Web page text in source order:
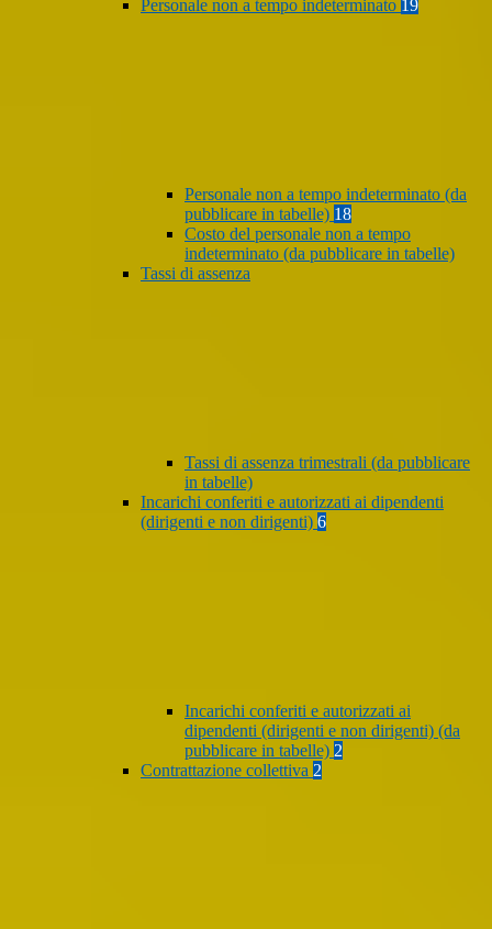
Personale non a tempo indeterminato 19
Personale non a tempo indeterminato (da
pubblicare in tabelle) 18
Costo del personale non a tempo
indeterminato (da pubblicare in tabelle)
Tassi di assenza
Tassi di assenza trimestrali (da pubblicare
in tabelle)
Incarichi conferiti e autorizzati ai dipendenti
(dirigenti e non dirigenti) 6
Incarichi conferiti e autorizzati ai
dipendenti (dirigenti e non dirigenti) (da
pubblicare in tabelle) 2
Contrattazione collettiva 2